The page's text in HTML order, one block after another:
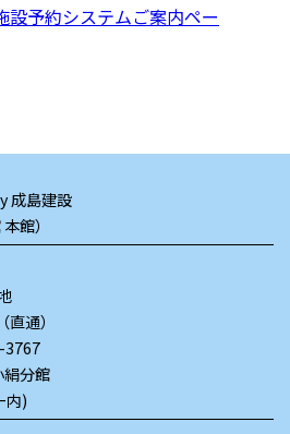
設予約システムご案内ペー
成島建設
館）
通）
3767
絹分館
内)